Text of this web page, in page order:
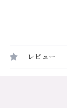
レビュー